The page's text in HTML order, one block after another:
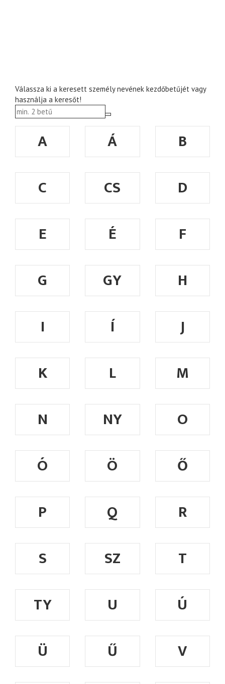
Válassza ki a keresett személy nevének kezdőbetűjét vagy
használja a keresőt!
A Á
B
C
CS
D
E
É
F
G
GY
H
I
Í
J
K
L
M
N
NY
O
Ó
Ö
Ő
P
Q
R
S
SZ
T
TY
U
Ú
Ü
Ű
V